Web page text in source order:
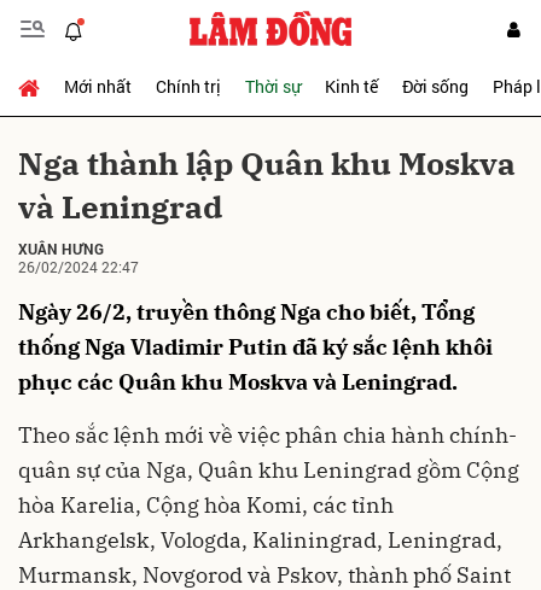
Mới nhất Chính trị Thời sự Kinh tế Đời sống Pháp
Nga thành lập Quân khu Moskva
và Leningrad
XUÂN HƯNG
26/02/2024 22:47
Ngày 26/2, truyền thông Nga cho biết, Tổng
thống Nga Vladimir Putin đã ký sắc lệnh khôi
phục các Quân khu Moskva và Leningrad.
Theo sắc lệnh mới về việc phân chia hành chính-
quân sự của Nga, Quân khu Leningrad gồm Cộng
hòa Karelia, Cộng hòa Komi, các tỉnh
Arkhangelsk, Vologda, Kaliningrad, Leningrad,
Murmansk, Novgorod và Pskov, thành phố Saint
Gửi bình luận